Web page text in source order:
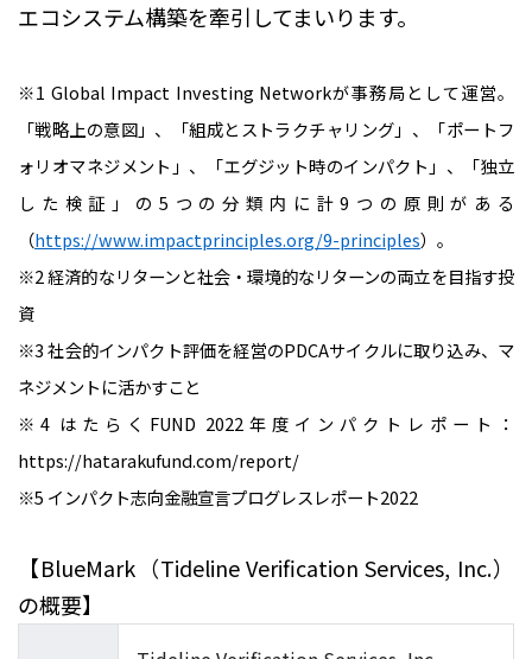
エコシステム構築を牽引してまいります。
※1 Global Impact Investing Networkが事務局として運営。
「戦略上の意図」、「組成とストラクチャリング」、「ポートフ
ォリオマネジメント」、「エグジット時のインパクト」、「独立
した検証」の5つの分類内に計9つの原則がある
（https://www.impactprinciples.org/9-principles）。
※2 経済的なリターンと社会・環境的なリターンの両立を目指す投
資
※3 社会的インパクト評価を経営のPDCAサイクルに取り込み、マ
ネジメントに活かすこと
※4 はたらくFUND 2022年度インパクトレポート：
https://hatarakufund.com/report/
※5 インパクト志向金融宣言プログレスレポート2022
【BlueMark（Tideline Verification Services, Inc.）
の概要】